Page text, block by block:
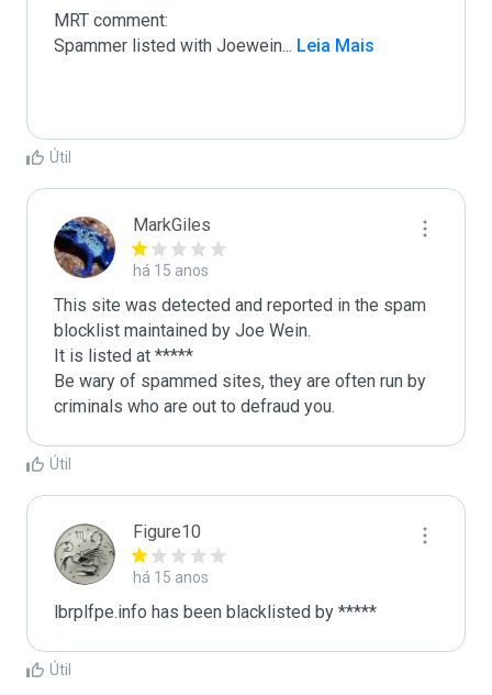
MRT comment:
Spammer listed with Joewein ... Leia Mais
Útil
MarkGiles
há 15 anos
This site was detected and reported in the spam
blocklist maintained by Joe Wein.
It is listed at *****
Be wary of spammed sites, they are often run by
criminals who are out to defraud you.
Útil
Figure10
há 15 anos
lbrplfpe.info has been blacklisted by *****
Útil